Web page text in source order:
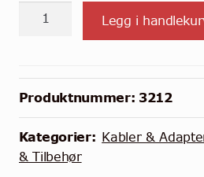
Offisiell
til
Mikro
USB
-
1m
Legg i
Produktnummer: 3212
Kategorier: Kabler &
& Tilbehør